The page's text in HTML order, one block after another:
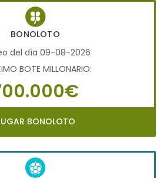
BONOLOTO
del día 09-08-2026
BOTE MILLONARIO:
BONOLOTO